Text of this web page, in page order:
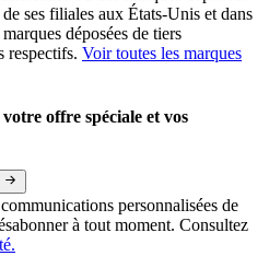
ses filiales aux États-Unis et dans
déposées de tiers
respectifs. Voir toutes les marques
offre spéciale et vos
personnalisées de
à tout moment. Consultez